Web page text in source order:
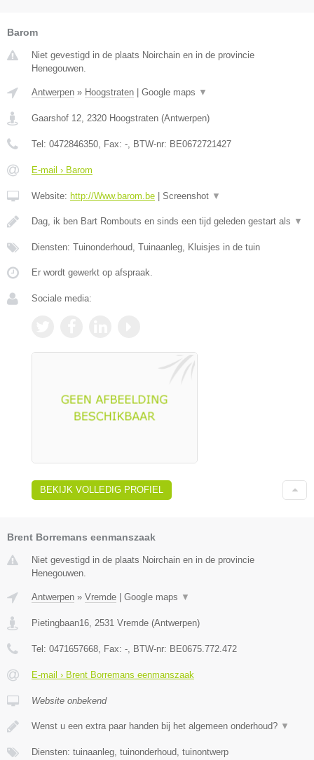
Barom
Niet gevestigd in de plaats Noirchain en in de provincie
Henegouwen.
Antwerpen » Hoogstraten Google maps ▼
Gaarshof 12, 2320 Hoogstraten (Antwerpen)
Tel: 0472846350, Fax: -, BTW-nr: BE0672721427
E-mail › Barom
Website: http://Www.barom.be Screenshot ▼
Dag, ik ben Bart Rombouts en sinds een tijd geleden gestart als ▼
Diensten: Tuinonderhoud, Tuinaanleg, Kluisjes in de tuin
Er wordt gewerkt op afspraak.
Sociale media:
BEKIJK VOLLEDIG PROFIEL
Brent Borremans eenmanszaak
Niet gevestigd in de plaats Noirchain en in de provincie
Henegouwen.
Antwerpen » Vremde Google maps ▼
Pietingbaan16, 2531 Vremde (Antwerpen)
Tel: 0471657668, Fax: -, BTW-nr: BE0675.772.472
E-mail › Brent Borremans eenmanszaak
Website onbekend
Wenst u een extra paar handen bij het algemeen onderhoud? ▼
Diensten: tuinaanleg, tuinonderhoud, tuinontwerp